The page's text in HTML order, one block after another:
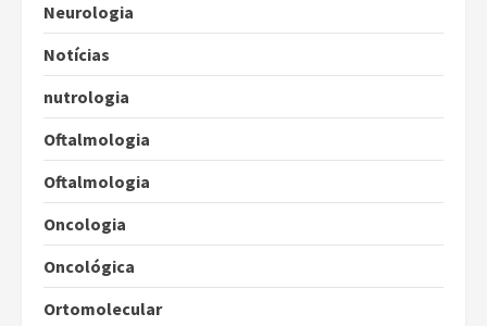
Neurologia
Notícias
nutrologia
Oftalmologia
Oftalmologia
Oncologia
Oncológica
Ortomolecular